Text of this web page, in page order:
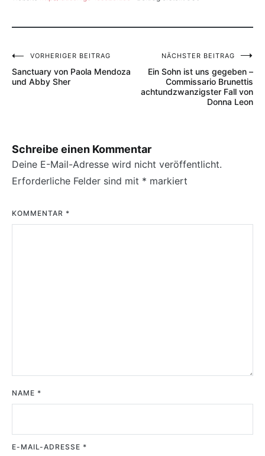
Beitragsnavigation
VORHERIGER BEITRAG
Sanctuary von Paola Mendoza
und Abby Sher
NÄCHSTER BEITRAG
Ein Sohn ist uns gegeben –
Commissario Brunettis
achtundzwanzigster Fall von
Donna Leon
Schreibe einen Kommentar
Deine E-Mail-Adresse wird nicht veröffentlicht.
Erforderliche Felder sind mit * markiert
KOMMENTAR *
NAME *
E-MAIL-ADRESSE *